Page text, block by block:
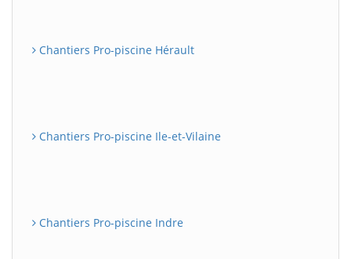
Chantiers Pro-piscine Hérault
Chantiers Pro-piscine Ile-et-Vilaine
Chantiers Pro-piscine Indre